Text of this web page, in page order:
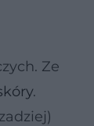
Ze
.